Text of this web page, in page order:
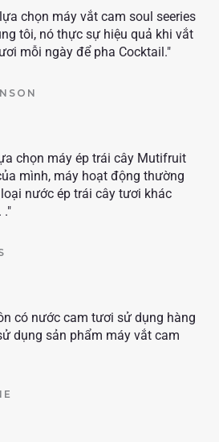
chọn máy vắt cam soul seeries
tôi, nó thực sự hiệu quả khi vắt
mỗi ngày để pha Cocktail."
chọn máy ép trái cây Mutifruit
mình, máy hoạt động thường
nước ép trái cây tươi khác
."
có nước cam tươi sử dụng hàng
dụng sản phẩm máy vắt cam